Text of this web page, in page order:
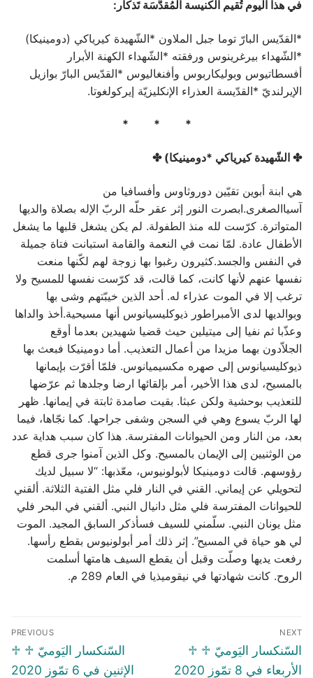
في هذا اليوم تُقيم الكنيسة المُقدَّسَة تَذكار:
*القدّيس البارّ توما جبل الملاون *الشّهيدة كيرياكي (دومينيكا)
*الشّهداء بيرغرينوس ورفقته *الشّهداء الكهنة الأبرار
أفسطاتيوس وبوليكاربوس وأفنغاليوس *القدّيس البارّ بوازيل
الإيرلنديّ *القدّيسة العذراء الإنكليزيّة إيركولغوتا.
* * *
✤ الشّهيدة كيرياكي *دومينيكا) ✤
هي ابنة أبوين تقيّين دوروثاوس وأفسافيا من
آسياالصغرى.ابصرت النور إثر عقر حلّه الربّ الإله بصلاة والديها
المتواترة. كرّست لله منذ الطفولة. لم يكن يشغل قلبها ما يشغل
الأطفال عادة. لمّا نمت في النعمة والقامة استبانت فتاة جميلة
في النفس والجسد.كثيرون رغبوا بها زوجة لهم لكّنها منعت
نفسها عنهم لأنها كانت، كما قالت، قد كرّست نفسها للمسيح ولا
ترغب إلا في الموت عذراء له. أحد الذين خيبّتهم وشى بها
وبوالديها لدى الأمبراطور ذيوكليسيانوس أنها مسيحية.أخذ والداها
وعذّبا ثم نفيا إلى ميتيلين حيث قضيا شهيدين بعدما أوقع
الجلاّدون بهما مزيدا من أعمال التعذيب. أما دومينيكا فبعث بها
ذيوكليسيانوس إلى صهره مكسيميانوس. فلمّا أقرّت بإيمانها
بالمسيح، لدى هذا الأخير، أمر بإلقائها ارضا وجلدها ثم عرّضها
للتعذيب بوحشية ولكن عبثا. بقيت صامدة ثابتة في إيمانها. ظهر
لها الربّ يسوع وهي في السجن وشفى جراحها. كما نجّاها، فيما
بعد، من النار ومن الحيوانات المفترسة. هذا كان سبب هداية عدد
من الوثنيين إلى الإيمان بالمسيح. وكل الذين آمنوا جرى قطع
رؤوسهم. قالت دومينيكا لأبولونيوس، معّذبها: “لا سبيل لديك
لتحويلي عن إيماني. القني في النار فلي مثل الفتية الثلاثة. ألقني
للحيوانات المفترسة فلي مثل دانيال النبي. ألقني في البحر فلي
مثل يونان النبي. سلّمني للسيف فسأذكر السابق المجيد. الموت
لي هو حياة في المسيح”. إثر ذلك أمر أبولونيوس بقطع رأسها.
رفعت يديها وصلّت وقبل أن يقطع السيف هامتها أسلمت
الروح. كانت شهادتها في نيقوميذيا في العام 289 م.
Post
navigation
PREVIOUS
Previous
post:
♱ السّنكسار اليَوميّ ♱
الإثنين في 6 تمّوز 2020
NEXT
Next
post:
♱ السّنكسار اليَوميّ ♱
الأربعاء في 8 تمّوز 2020